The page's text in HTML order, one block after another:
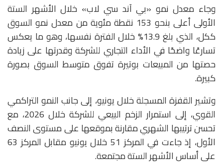
وجاء معدل نمو «بي آند سي لاب» خلال الأشهر الستة
الأولى أعلى بنحو 153 نقطة مئوية من معدل نمو السوق
ككل، الذي بلغ 13.9% خلال الفترة نفسها، وهو ما يعكس
تسارعًا واضحًا في الأداء التجاري للشركة وقدرتها على زيادة
حصتها من المبيعات بوتيرة تفوق متوسط السوق بصورة
كبيرة.
وتشير القفزة المسجلة خلال يونيو، إلى جانب النمو التراكمي
القوي، إلى استمرار الزخم البيعي للشركة خلال 2026، مع
تحسن ترتيبها الشهري مقارنة بموقعها على مستوى النصف
الأول، إذ جاءت في المركز 51 خلال يونيو مقابل المركز 63
على أساس الأشهر الستة مجتمعة.